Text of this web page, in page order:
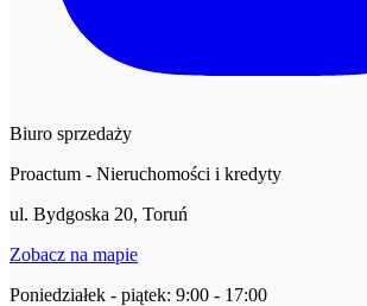
Biuro sprzedaży
Proactum - Nieruchomości i kredyty
ul. Bydgoska 20, Toruń
Zobacz na mapie
Poniedziałek - piątek: 9:00 - 17:00